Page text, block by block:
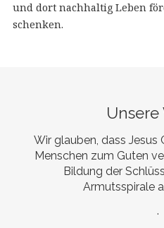
und dort nachhaltig Leben
schenken.
Unsere
Wir glauben, dass Jesus
Menschen zum Guten
Bildung der
Armutsspirale
.